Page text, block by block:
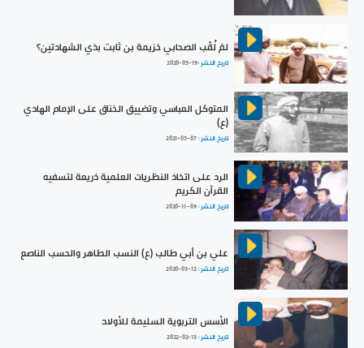
لمَ لُقّب الصحابي خزيمة بن ثابت بذي الشهادتين؟
تاريخ النشر :2020-05-19
المتوكل العباسي وتضييق الخناق على الإمام الهادي
(ع)
تاريخ النشر :2021-05-07
الرد على اتخاذ النظريات العلمية ذريعة لتسفيه
القرآن الكريم
تاريخ النشر :2020-11-09
علي بن أبي طالب (ع) النسب الطاهر والحسب الناصع
تاريخ النشر :2020-03-12
الأسس التربوية السليمة للأولاد
تاريخ النشر :2022-02-13